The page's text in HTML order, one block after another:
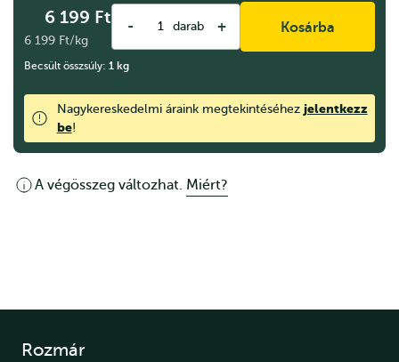
6 199 Ft
6 199 Ft/kg
- darab + Kosárba
Becsült összsúly: 1 kg
Nagykereskedelmi áraink megtekintéséhez jelentkezz
be!
A végösszeg változhat. Miért?
Rozmár